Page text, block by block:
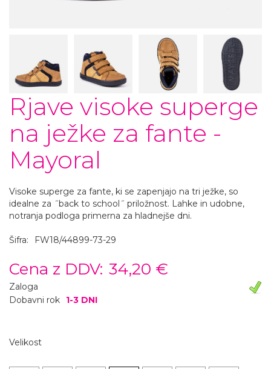
Rjave visoke superge
na ježke za fante -
Mayoral
Visoke superge za fante, ki se zapenjajo na tri ježke, so
idealne za ˝back to school˝ priložnost. Lahke in udobne,
notranja podloga primerna za hladnejše dni.
Šifra: FW18/44899-73-29
Cena z DDV: 34,20 €
Zaloga
Dobavni rok
1-3 DNI
Velikost